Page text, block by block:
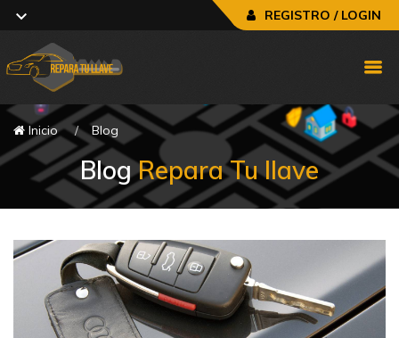
REGISTRO / LOGIN
Inicio Blog
BlogRepara Tu llave